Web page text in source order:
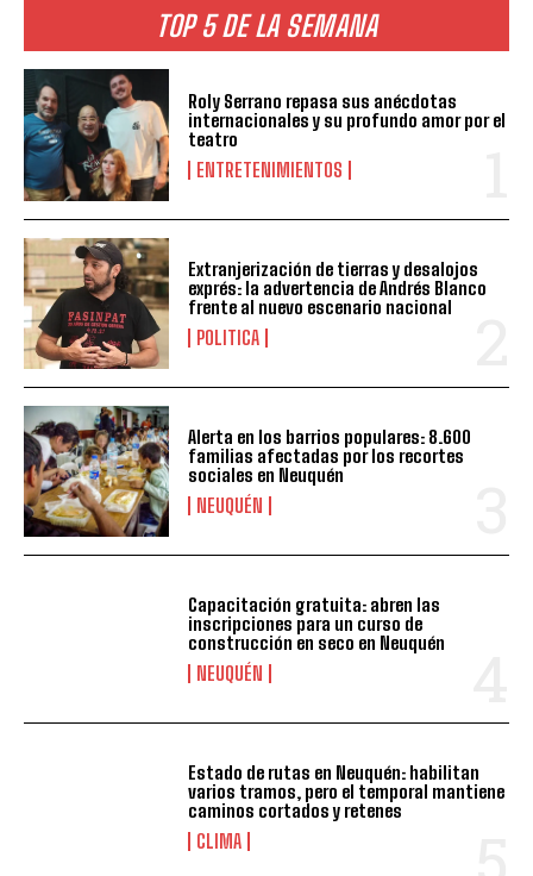
TOP 5 DE LA SEMANA
Roly Serrano repasa sus anécdotas
internacionales y su profundo amor por el
teatro
ENTRETENIMIENTOS
Extranjerización de tierras y desalojos
exprés: la advertencia de Andrés Blanco
frente al nuevo escenario nacional
POLITICA
Alerta en los barrios populares: 8.600
familias afectadas por los recortes
sociales en Neuquén
NEUQUÉN
Capacitación gratuita: abren las
inscripciones para un curso de
construcción en seco en Neuquén
NEUQUÉN
Estado de rutas en Neuquén: habilitan
varios tramos, pero el temporal mantiene
caminos cortados y retenes
CLIMA